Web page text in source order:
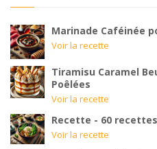
Marinade Caféinée
Voir la recette
Tiramisu Caramel
Poêlées
Voir la recette
Recette - 60
Voir la recette